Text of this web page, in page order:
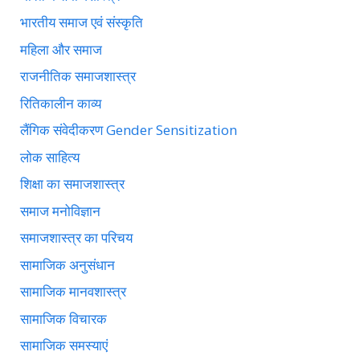
भारतीय समाज एवं संस्कृति
महिला और समाज
राजनीतिक समाजशास्त्र
रितिकालीन काव्य
लैंगिक संवेदीकरण Gender Sensitization
लोक साहित्य
शिक्षा का समाजशास्त्र
समाज मनोविज्ञान
समाजशास्त्र का परिचय
सामाजिक अनुसंधान
सामाजिक मानवशास्त्र
सामाजिक विचारक
सामाजिक समस्याएं